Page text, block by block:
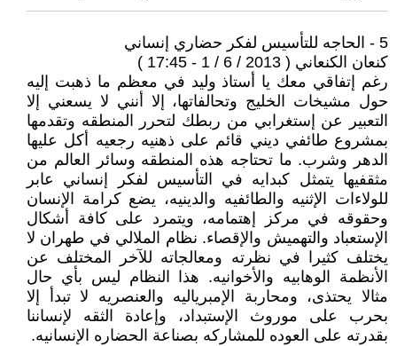
5 - الحاجه للتأسيس لفكر حضاري إنساني
كنعان الكنعاني ( 2013 / 6 / 1 - 17:45 )
رغم إتفاقي معك يا أستاذ وليد في معظم ما ذهبت إليه
حول مشيخات الخليج وتحالفاتها، إلا أنني لا يسعني إلا
التعبير عن إستغرابي من ربطك لتحرر المنطقه وتقدمها
بمشروع طائفي ديني قائم على ذهنيه رجعيه أكل عليها
الدهر وشرب. ما تحتاجه هذه المنطقه وسائر العالم من
مثقفيها يتمثل كبدايه في التأسيس لفكر إنساني عابر
للولاءات الإثنيه والطائفيه والدينيه، يضع كرامة الإنسان
وحقوقه في مركز إهتمامه، ويتمرد على كافة أشكال
الإستعباد والتهميش والإقصاء. نظام الملالي في طهران لا
يختلف كثيرا في نظرته ومعالجاته للآخر المختلف عن
الأنظمة الوهابيه والأخوانيه. هذا النظام ليس بأي حال
مثالا يحتذى، ومحاربة الإمبرياليه والعنصريه لا تبدأ إلا
بحرب على موروث الإستبداد، وإعادة الثقه لإنساننا
بقدرته على العوده للمشاركه بصناعة الحضاره الإنسانيه.